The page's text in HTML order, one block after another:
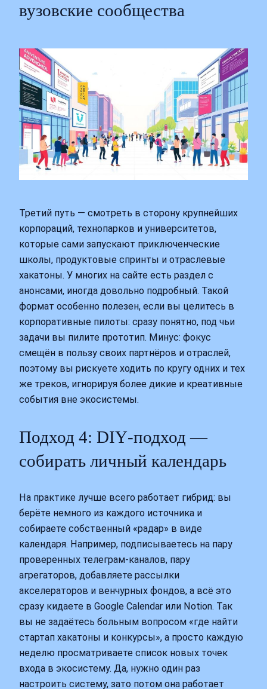
вузовские сообщества
Третий путь — смотреть в сторону крупнейших
корпораций, технопарков и университетов,
которые сами запускают приключенческие
школы, продуктовые спринты и отраслевые
хакатоны. У многих на сайте есть раздел с
анонсами, иногда довольно подробный. Такой
формат особенно полезен, если вы целитесь в
корпоративные пилоты: сразу понятно, под чьи
задачи вы пилите прототип. Минус: фокус
смещён в пользу своих партнёров и отраслей,
поэтому вы рискуете ходить по кругу одних и тех
же треков, игнорируя более дикие и креативные
события вне экосистемы.
Подход 4: DIY‑подход —
собирать личный календарь
На практике лучше всего работает гибрид: вы
берёте немного из каждого источника и
собираете собственный «радар» в виде
календаря. Например, подписываетесь на пару
проверенных телеграм‑каналов, пару
агрегаторов, добавляете рассылки
акселераторов и венчурных фондов, а всё это
сразу кидаете в Google Calendar или Notion. Так
вы не задаётесь больным вопросом «где найти
стартап хакатоны и конкурсы», а просто каждую
неделю просматриваете список новых точек
входа в экосистему. Да, нужно один раз
настроить систему, зато потом она работает